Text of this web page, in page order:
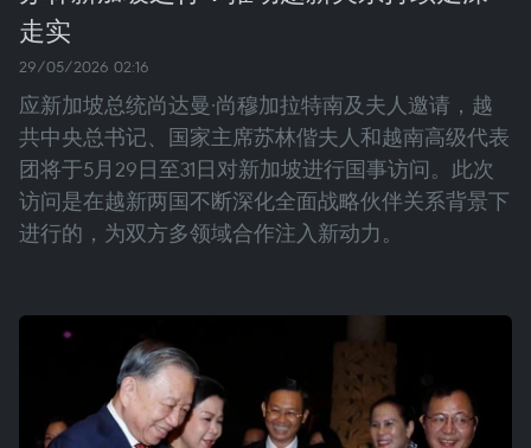
走实
29/05/2026 02:16
应新加坡总统尚达曼·尚穆加拉特南及夫人邀请，越
共中央总书记、国家主席苏林偕夫人和越南高级代表
团将于5月29日至31日对新加坡进行国事访问。此次
访问是在越新两国不断深化全面战略伙伴关系背景下
进行的，为双方多领域合作注入新动力。